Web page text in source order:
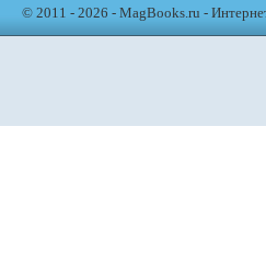
© 2011 - 2026 - MagBooks.ru -